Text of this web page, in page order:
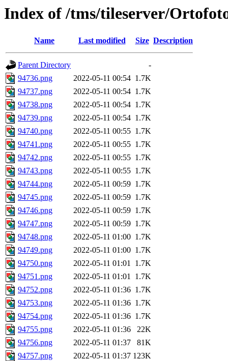
Index of /tms/tileserver/
Name Last modified Size Description
Parent Directory
-
94736.png
2022-05-11 00:54 1.7K
94737.png
2022-05-11 00:54 1.7K
94738.png
2022-05-11 00:54 1.7K
94739.png
2022-05-11 00:54 1.7K
94740.png
2022-05-11 00:55 1.7K
94741.png
2022-05-11 00:55 1.7K
94742.png
2022-05-11 00:55 1.7K
94743.png
2022-05-11 00:55 1.7K
94744.png
2022-05-11 00:59 1.7K
94745.png
2022-05-11 00:59 1.7K
94746.png
2022-05-11 00:59 1.7K
94747.png
2022-05-11 00:59 1.7K
94748.png
2022-05-11 01:00 1.7K
94749.png
2022-05-11 01:00 1.7K
94750.png
2022-05-11 01:01 1.7K
94751.png
2022-05-11 01:01 1.7K
94752.png
2022-05-11 01:36 1.7K
94753.png
2022-05-11 01:36 1.7K
94754.png
2022-05-11 01:36 1.7K
94755.png
2022-05-11 01:36
22K
94756.png
2022-05-11 01:37
81K
94757.png
2022-05-11 01:37 123K